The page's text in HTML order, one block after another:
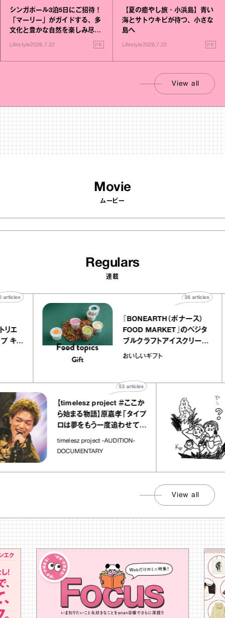
シンガポール3泊5日にご招待！
「マーリー」がガイドする、多
文化と豊かな自然を楽しみ尽く
Lifestyle2026.7.22 PR
【夏の癒やし旅・小浜島】青い
海とサトウキビが待つ、小さな
島へ
Lifestyle2026.7.22 PR
View all
Movie
ムービー
Regulars
連載
リー アトリエ
ルクレープ キャ
『BONEARTH（ボナー
FOOD MARKET』のベ
ブルクラフトアイスクリ
｜真野知子の「おいし
おいしいギフト
【timelesz project ＃ここか
ら始まる物語】原嘉孝「タイプ
ロは夢をもう一度追わせてく
れた場所」
timelesz project -AUDITION-
DOCUMENTARY
社
View all